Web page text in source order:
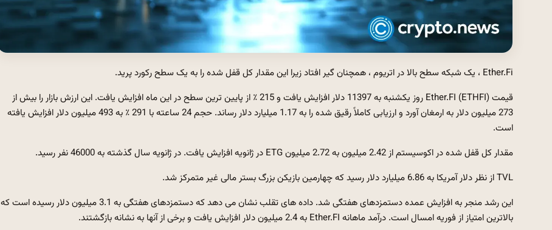
Ether.Fi ، یک شبکه سطح بالا در اتریوم ، همچنان گیر افتاد زیرا این مقدار کل قفل شده را به یک سطح رکورد پرید.
قیمت Ether.FI (ETHFI) روز یکشنبه به 11397 دلار افزایش یافت و 215 ٪ از پایین ترین سطح در این ماه افزایش یافت. این ارزش بازار را بیش از
273 میلیون دلار به ارمغان آورد و ارزیابی کاملاً رقیق شده را به 1.17 میلیارد دلار رساند. حجم 24 ساعته با 291 ٪ به 493 میلیون دلار افزایش یافته
است.
مقدار کل قفل شده در اکوسیستم از 2.42 میلیون به 2.72 میلیون ETG در ژانویه افزایش یافت. در ژانویه سال گذشته به 46000 نفر رسید.
TVL از نظر دلار آمریکا به 6.86 میلیارد دلار رسید که چهارمین بازیکن بزرگ بستر مالی غیر متمرکز شد.
این رشد منجر به افزایش عمده دستمزدهای هفتگی شد. داده های تقلب نشان می دهد که دستمزدهای هفتگی به 3.1 میلیون دلار رسیده است که
بالاترین امتیاز از فوریه امسال است. درآمد ماهانه Ether.FI به 2.4 میلیون دلار افزایش یافت و برخی از آنها به نشانه بازگشتند.